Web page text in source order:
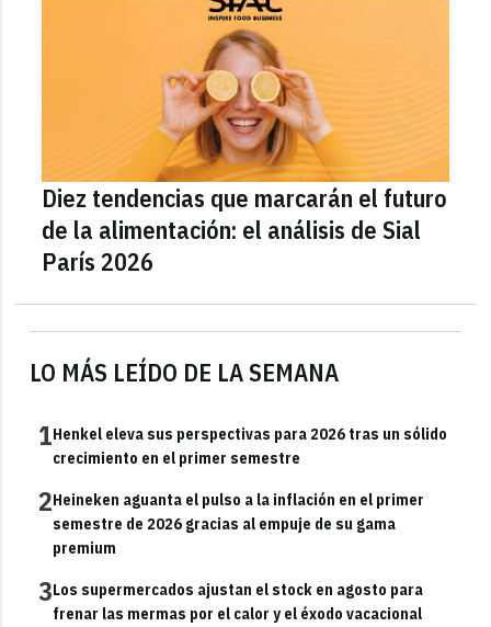
LO MÁS LEÍDO DE LA SEMANA
1Henkel eleva sus perspectivas para 2026 tras un sólido
crecimiento en el primer semestre
2Heineken aguanta el pulso a la inflación en el primer
semestre de 2026 gracias al empuje de su gama
premium
3Los supermercados ajustan el stock en agosto para
frenar las mermas por el calor y el éxodo vacacional
Diez tendencias que marcarán el futuro
de la alimentación: el análisis de Sial
París 2026